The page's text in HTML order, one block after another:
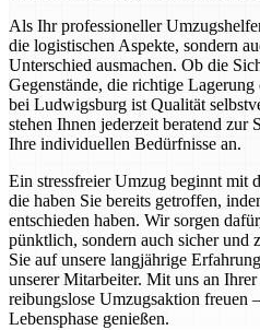
Als Ihr professioneller
die logistischen Aspekte, sondern
Unterschied ausmachen. Ob die
Gegenstände, die richtige
bei Ludwigsburg ist Qualität
stehen Ihnen jederzeit beratend zur
Ihre individuellen Bedürfnisse an.
Ein stressfreier Umzug beginnt mit
die haben Sie bereits getroffen,
entschieden haben. Wir sorgen
pünktlich, sondern auch sicher und
Sie auf unsere langjährige
unserer Mitarbeiter. Mit uns an
reibungslose Umzugsaktion freuen
Lebensphase genießen.